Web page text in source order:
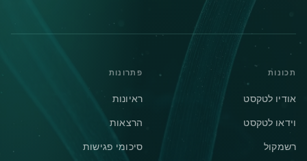
תכונות
אודיו לטקסט
וידאו לטקסט
רשמקול
פתרונות
ראיונות
הרצאות
סיכומי פגישות